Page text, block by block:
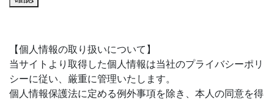
【個人情報の取り扱いについて】
当サイトより取得した個人情報は当社のプライバシーポリ
シーに従い、厳重に管理いたします。
個人情報保護法に定める例外事項を除き、本人の同意を得